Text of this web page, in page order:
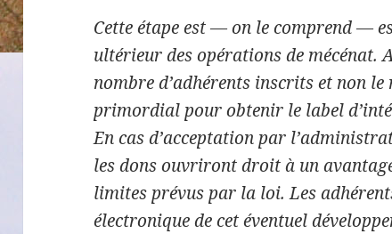
Cette étape est — on le comprend —
ultérieur des opérations de mécénat.
nombre d’adhérents inscrits et non
primordial pour obtenir le label
En cas d’acceptation par
les dons ouvriront droit à un
limites prévus par la loi. Les
électronique de cet éventuel